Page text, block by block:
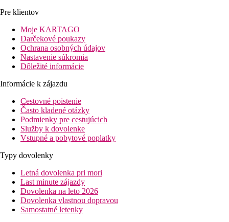
Pre klientov
Moje KARTAGO
Darčekové poukazy
Ochrana osobných údajov
Nastavenie súkromia
Dôležité informácie
Informácie k zájazdu
Cestovné poistenie
Často kladené otázky
Podmienky pre cestujúcich
Služby k dovolenke
Vstupné a pobytové poplatky
Typy dovolenky
Letná dovolenka pri mori
Last minute zájazdy
Dovolenka na leto 2026
Dovolenka vlastnou dopravou
Samostatné letenky